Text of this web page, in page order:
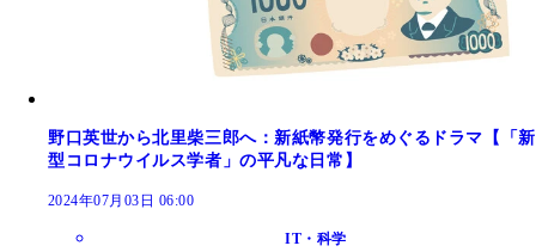
野口英世から北里柴三郎へ：新紙幣発行をめぐるドラマ【「新
型コロナウイルス学者」の平凡な日常】
2024年07月03日 06:00
IT・科学